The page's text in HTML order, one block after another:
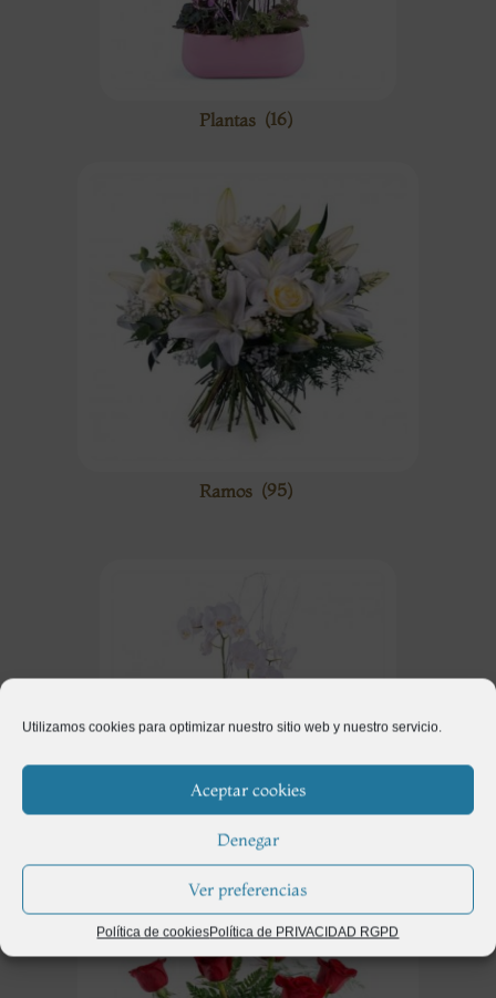
Utilizamos cookies para optimizar nuestro sitio web y nuestro servicio.
Aceptar cookies
Denegar
Ver preferencias
Política de cookiesPolítica de PRIVACIDAD RGPD
Plantas (16)
Ramos (95)